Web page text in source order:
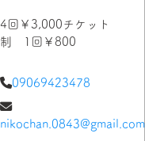
4回￥3,000チケット
制 1回￥800
09069423478
nikochan.0843@gmail.com